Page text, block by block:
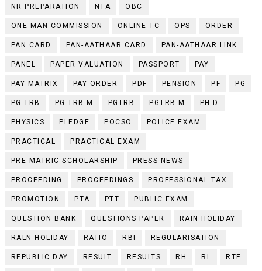
NR PREPARATION NTA OBC
ONE MAN COMMISSION ONLINE TC OPS ORDER
PAN CARD PAN-AATHAAR CARD PAN-AATHAAR LINK
PANEL PAPER VALUATION PASSPORT PAY
PAY MATRIX PAY ORDER PDF PENSION PF PG
PG TRB PG TRB.M PGTRB PGTRB.M PH.D
PHYSICS PLEDGE POCSO POLICE EXAM
PRACTICAL PRACTICAL EXAM
PRE-MATRIC SCHOLARSHIP PRESS NEWS
PROCEEDING PROCEEDINGS PROFESSIONAL TAX
PROMOTION PTA PTT PUBLIC EXAM
QUESTION BANK QUESTIONS PAPER RAIN HOLIDAY
RALN HOLIDAY RATIO RBI REGULARISATION
REPUBLIC DAY RESULT RESULTS RH RL RTE